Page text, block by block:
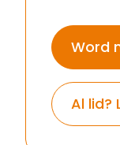
Word
Al lid?